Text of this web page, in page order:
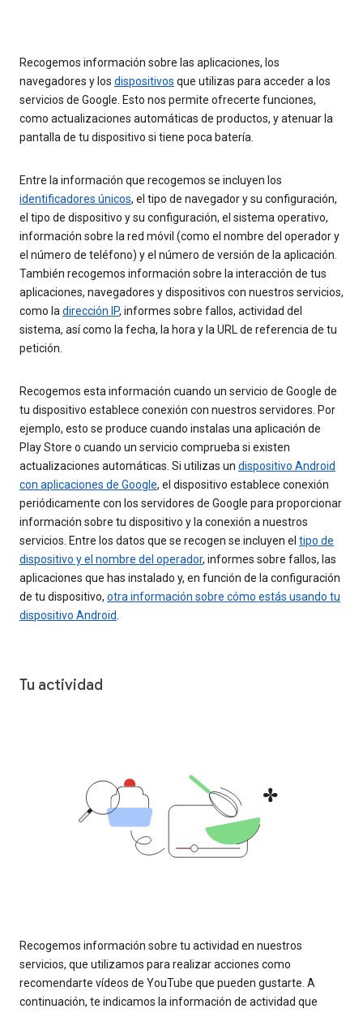
Recogemos información sobre las aplicaciones, los
navegadores y los dispositivos que utilizas para acceder a los
servicios de Google. Esto nos permite ofrecerte funciones,
como actualizaciones automáticas de productos, y atenuar la
pantalla de tu dispositivo si tiene poca batería.
Entre la información que recogemos se incluyen los
identificadores únicos, el tipo de navegador y su configuración,
el tipo de dispositivo y su configuración, el sistema operativo,
información sobre la red móvil (como el nombre del operador y
el número de teléfono) y el número de versión de la aplicación.
También recogemos información sobre la interacción de tus
aplicaciones, navegadores y dispositivos con nuestros servicios,
como ladirección IP, informes sobre fallos, actividad del
sistema, así como la fecha, la hora y la URL de referencia de tu
petición.
Recogemos esta información cuando un servicio de Google de
tu dispositivo establece conexión con nuestros servidores. Por
ejemplo, esto se produce cuando instalas una aplicación de
Play Store o cuando un servicio comprueba si existen
actualizaciones automáticas. Si utilizas un dispositivo Android
con aplicaciones de Google, el dispositivo establece conexión
periódicamente con los servidores de Google para proporcionar
información sobre tu dispositivo y la conexión a nuestros
servicios. Entre los datos que se recogen se incluyen el tipo de
dispositivo y el nombre del operador, informes sobre fallos, las
aplicaciones que has instalado y, en función de la configuración
de tu dispositivo, otra información sobre cómo estás usando tu
dispositivo Android.
Tu actividad
Recogemos información sobre tu actividad en nuestros
servicios, que utilizamos para realizar acciones como
recomendarte vídeos de YouTube que pueden gustarte. A
continuación, te indicamos la información de actividad que